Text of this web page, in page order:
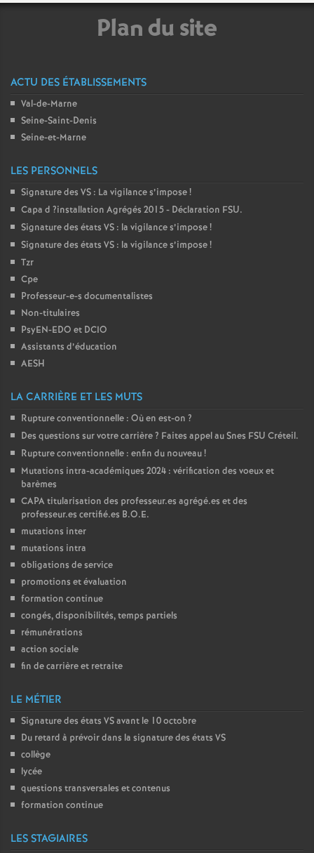
Plan du site
ACTU DES ÉTABLISSEMENTS
Val-de-Marne
Seine-Saint-Denis
Seine-et-Marne
LES PERSONNELS
Signature des VS : La vigilance s’impose!
Capa d ?installation Agrégés 2015 - Déclaration FSU.
Signature des états VS : la vigilance s’impose!
Signature des états VS : la vigilance s’impose!
Tzr
Cpe
Professeur-e-s documentalistes
Non-titulaires
PsyEN-EDO et DCIO
Assistants d’éducation
AESH
LA CARRIÈRE ET LES MUTS
Rupture conventionnelle : Où en est-on ?
Des questions sur votre carrière? Faites appel au Snes FSU Créteil.
Rupture conventionnelle : enfin du nouveau!
Mutations intra-académiques 2024 : vérification des voeux et
barèmes
CAPAtitularisation des professeur.es agrégé.es et des
professeur.es certifié.es B.O.E.
mutations inter
mutations intra
obligations de service
promotions et évaluation
formation continue
congés, disponibilités, temps partiels
rémunérations
action sociale
fin de carrière et retraite
LE MÉTIER
Signature des états VSavant le 10 octobre
Du retard à prévoir dans la signature des états VS
collège
lycée
questions transversales et contenus
formation continue
LES STAGIAIRES